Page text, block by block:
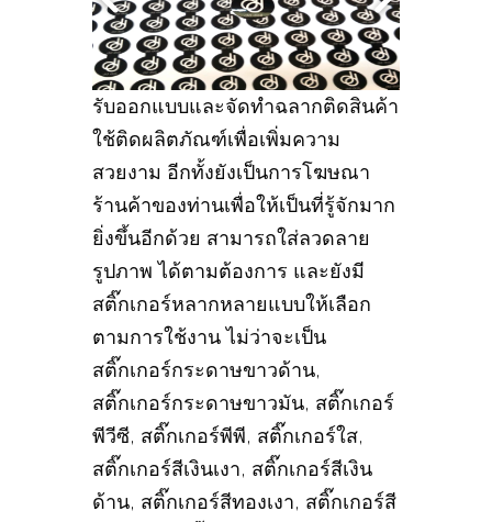
รับออกแบบและจัดทำฉลากติดสินค้า
ใช้ติดผลิตภัณฑ์เพื่อเพิ่มความ
สวยงาม อีกทั้งยังเป็นการโฆษณา
ร้านค้าของท่านเพื่อให้เป็นที่รู้จักมาก
ยิ่งขึ้นอีกด้วย สามารถใส่ลวดลาย
รูปภาพ ได้ตามต้องการ และยังมี
สติ๊กเกอร์หลากหลายแบบให้เลือก
ตามการใช้งาน ไม่ว่าจะเป็น
สติ๊กเกอร์กระดาษขาวด้าน,
สติ๊กเกอร์กระดาษขาวมัน, สติ๊กเกอร์
พีวีซี, สติ๊กเกอร์พีพี, สติ๊กเกอร์ใส,
สติ๊กเกอร์สีเงินเงา, สติ๊กเกอร์สีเงิน
ด้าน, สติ๊กเกอร์สีทองเงา, สติ๊กเกอร์สี